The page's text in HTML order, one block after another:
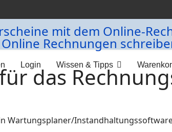
Login Wissen & Tipps
das
Wartungsplaner/